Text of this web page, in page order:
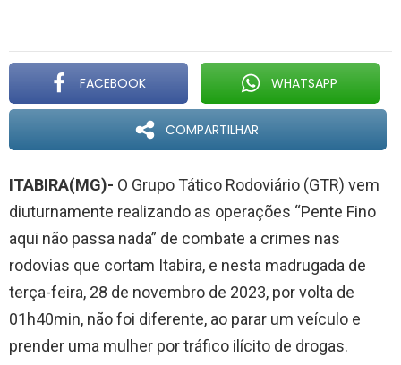
FACEBOOK WHATSAPP
COMPARTILHAR
ITABIRA(MG)- O Grupo Tático Rodoviário (GTR) vem
diuturnamente realizando as operações “Pente Fino
aqui não passa nada” de combate a crimes nas
rodovias que cortam Itabira, e nesta madrugada de
terça-feira, 28 de novembro de 2023, por volta de
01h40min, não foi diferente, ao parar um veículo e
prender uma mulher por tráfico ilícito de drogas.